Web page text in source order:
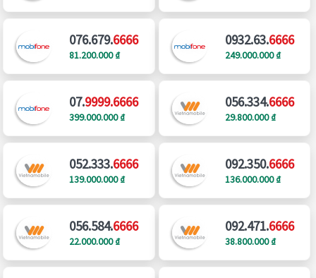
076.679.6666
81.200.000 ₫
0932.63.6666
249.000.000 ₫
07.9999.6666
399.000.000 ₫
056.334.6666
29.800.000 ₫
052.333.6666
139.000.000 ₫
092.350.6666
136.000.000 ₫
056.584.6666
22.000.000 ₫
092.471.6666
38.800.000 ₫